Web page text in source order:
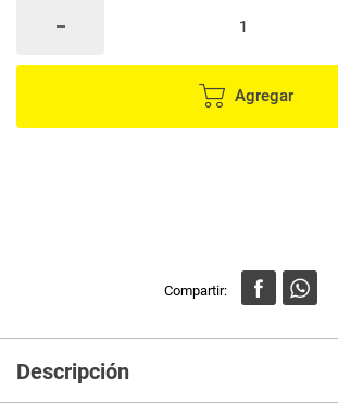
Agregar
Descripción